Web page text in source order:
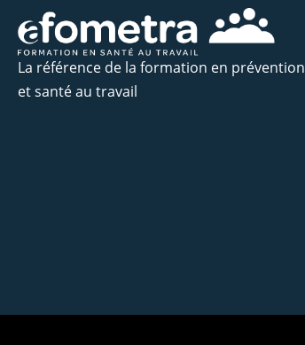
La référence de la formation en prévention
et santé au travail